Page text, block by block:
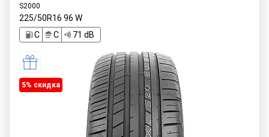
S2000
225/50R16 96 W
C
C 71 dB
5% cкидка